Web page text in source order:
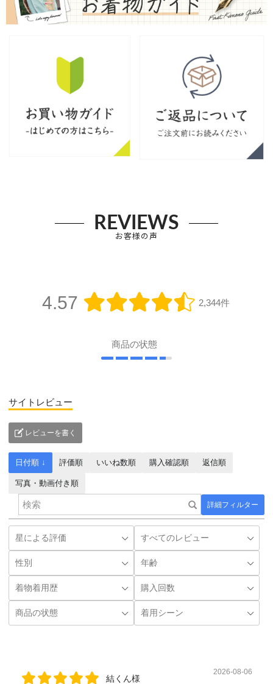
REVIEWS
お客様の声
4.57 2,344件
商品の状態
サイトレビュー
レビューを書く
詳細フィルター
日付順 ↓ 評価順 いいね数順 購入確認順 返信順
写真・動画付き順
結くん様
2026-08-06